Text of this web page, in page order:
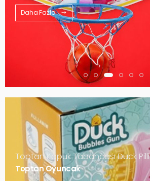
Daha Fazla
Toptan Köpük Tabancası Duck Pilli
Toptan Oyuncak